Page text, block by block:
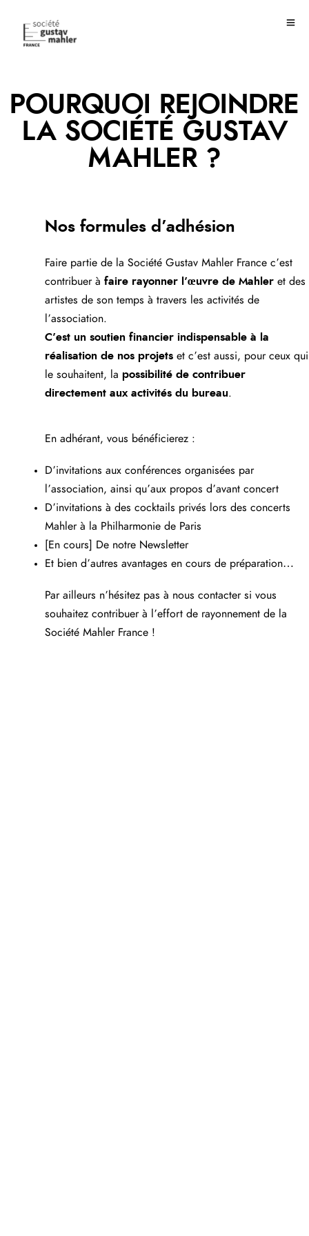
POURQUOI REJOINDRE
LA SOCIÉTÉ GUSTAV
MAHLER ?
Nos formules d’adhésion
Faire partie de la Société Gustav Mahler France c’est
contribuer à faire rayonner l’œuvre de Mahler et des
artistes de son temps à travers les activités de
l’association.
C’est un soutien financier indispensable à la
réalisation de nos projets et c’est aussi, pour ceux qui
le souhaitent, la possibilité de contribuer
directement aux activités du bureau.
En adhérant, vous bénéficierez :
D’invitations aux conférences organisées par
l’association, ainsi qu’aux propos d’avant concert
D’invitations à des cocktails privés lors des concerts
Mahler à la Philharmonie de Paris
[En cours] De notre Newsletter
Et bien d’autres avantages en cours de préparation…
Par ailleurs n’hésitez pas à nous contacter si vous
souhaitez contribuer à l’effort de rayonnement de la
Société Mahler France !